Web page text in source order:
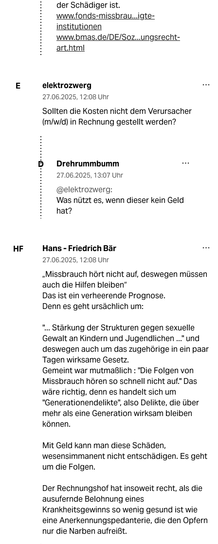
der Schädiger ist.
www.fonds-missbrau...igte-
institutionen
www.bmas.de/DE/Soz...ungsrecht-
art.html
E elektrozwerg
27.06.2025, 12:08 Uhr
Sollten die Kosten nicht dem Verursacher
(m/w/d) in Rechnung gestellt werden?
D Drehrummbumm
27.06.2025, 13:07 Uhr
@elektrozwerg:
Was nützt es, wenn dieser kein Geld
hat?
HF Hans - Friedrich Bär
27.06.2025, 12:08 Uhr
„Missbrauch hört nicht auf, deswegen müssen
auch die Hilfen bleiben“
Das ist ein verheerende Prognose.
Denn es geht ursächlich um:
"... Stärkung der Strukturen gegen sexuelle
Gewalt an Kindern und Jugendlichen ..." und
deswegen auch um das zugehörige in ein paar
Tagen wirksame Gesetz.
Gemeint war mutmaßlich : "Die Folgen von
Missbrauch hören so schnell nicht auf." Das
wäre richtig, denn es handelt sich um
"Generationendelikte", also Delikte, die über
mehr als eine Generation wirksam bleiben
können.
Mit Geld kann man diese Schäden,
wesensimmanent nicht entschädigen. Es geht
um die Folgen.
Der Rechnungshof hat insoweit recht, als die
ausufernde Belohnung eines
Krankheitsgewinns so wenig gesund ist wie
eine Anerkennungspedanterie, die den Opfern
nur die Narben aufreißt.